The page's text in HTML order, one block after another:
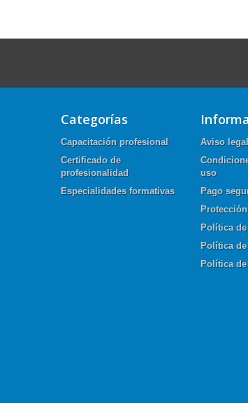
Categorías
Capacitación profesional
Certificado de
profesionalidad
Especialidades formativas
Aviso legal
uso
Pago
Política
Política
Política